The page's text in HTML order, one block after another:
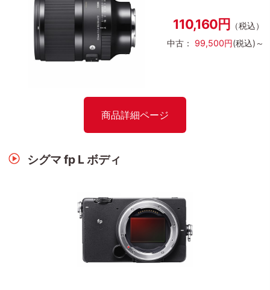
110,160円 （税込）
中古： 99,500円(税込)～
商品詳細ページ
シグマ fp L ボディ